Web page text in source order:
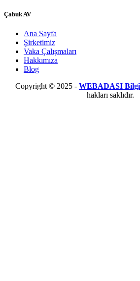
​Çabuk AV
Ana Sayfa
Şirketimiz
Vaka Çalışmaları
Hakkımıza
Blog
Copyright © 2025 - WEBADASI
hakları saklıdır.